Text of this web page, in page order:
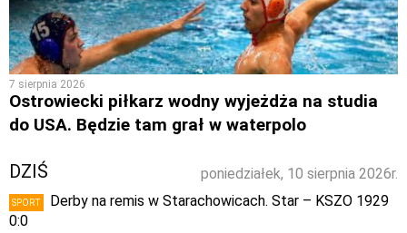
7 sierpnia 2026
Ostrowiecki piłkarz wodny wyjeżdża na studia
do USA. Będzie tam grał w waterpolo
poniedziałek, 10 sierpnia 2026r.
DZIŚ
SPORT
Derby na remis w Starachowicach. Star – KSZO 1929
0:0